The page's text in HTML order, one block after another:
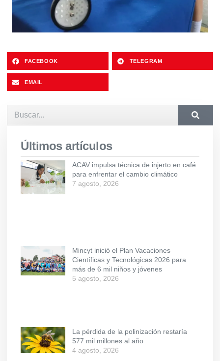
FACEBOOK TELEGRAM
EMAIL
Últimos artículos
ACAV impulsa técnica de injerto en café
para enfrentar el cambio climático
7 agosto, 2026
Mincyt inició el Plan Vacaciones
Científicas y Tecnológicas 2026 para
más de 6 mil niños y jóvenes
5 agosto, 2026
La pérdida de la polinización restaría
577 mil millones al año
4 agosto, 2026